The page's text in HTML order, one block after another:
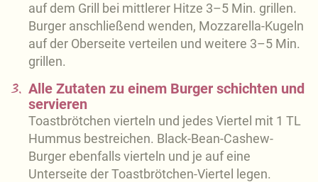
auf dem Grill bei mittlerer Hitze 3–5 Min. grillen.
Burger anschließend wenden, Mozzarella-Kugeln
auf der Oberseite verteilen und weitere 3–5 Min.
grillen.
3. Alle Zutaten zu einem Burger schichten und
servieren
Toastbrötchen vierteln und jedes Viertel mit 1 TL
Hummus bestreichen. Black-Bean-Cashew-
Burger ebenfalls vierteln und je auf eine
Unterseite der Toastbrötchen-Viertel legen.